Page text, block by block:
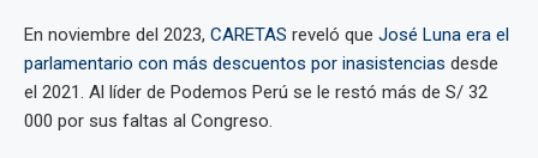
En noviembre del 2023, CARETAS reveló que José Luna era el
parlamentario con más descuentos por inasistencias desde
el 2021. Al líder de Podemos Perú se le restó más de S/ 32
000 por sus faltas al Congreso.